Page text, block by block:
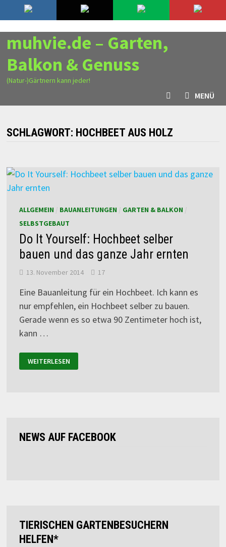
Zurück
zum
Inhalt
6. August 2026
muhvie.de – Garten,
Balkon & Genuss
(Natur-)Gärtnern kann jeder!
MENÜ
SCHLAGWORT: HOCHBEET AUS HOLZ
ALLGEMEIN BAUANLEITUNGEN GARTEN & BALKON
SELBSTGEBAUT
Do It Yourself: Hochbeet selber
bauen und das ganze Jahr ernten
13. November 2014 17
Eine Bauanleitung für ein Hochbeet. Ich kann es
nur empfehlen, ein Hochbeet selber zu bauen.
Gerade wenn es so etwa 90 Zentimeter hoch ist,
kann …
WEITERLESEN
NEWS AUF FACEBOOK
TIERISCHEN GARTENBESUCHERN
HELFEN*